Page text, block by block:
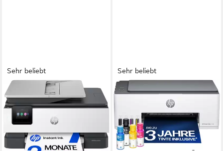
Sehr beliebt
OfficeJet Pro 8132e
Multifunktionsdrucker
4800 x 1200 dpi Auflösung Farb Druck
1200 x 1200 dpi
Auflösung Scan
Sehr beliebt
HP
Smart Tank 5105 All-in-One-
Drucker
Multifunktionsdrucker
1200 x 1200 dpi Auflösung s/w Druck
4800 x 1200 dpi